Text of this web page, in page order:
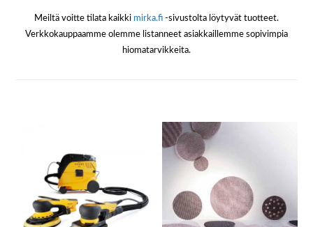
Meiltä voitte tilata kaikki mirka.fi -sivustolta löytyvät tuotteet.
Verkkokauppaamme olemme listanneet asiakkaillemme sopivimpia
hiomatarvikkeita.